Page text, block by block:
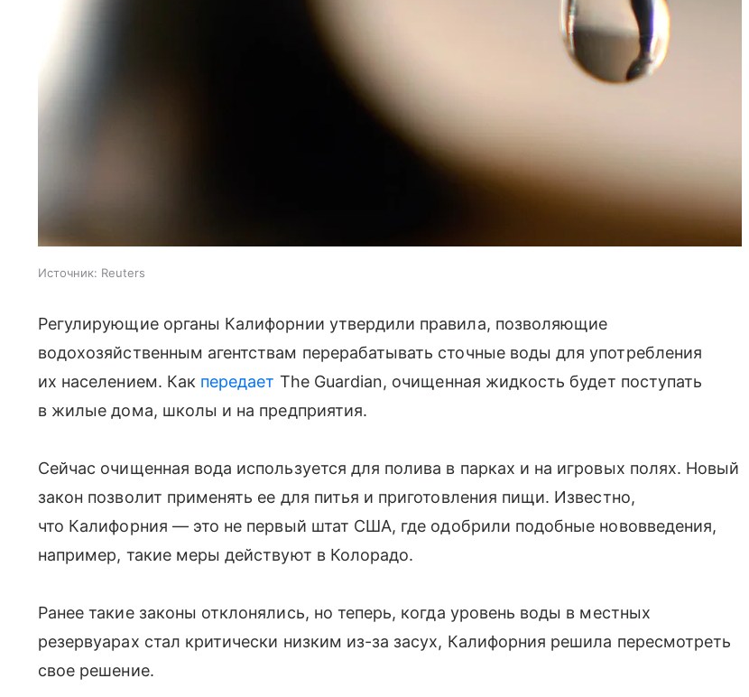
Источник: Reuters
Регулирующие органы Калифорнии утвердили правила, позволяющие
водохозяйственным агентствам перерабатывать сточные воды для употребления
их населением. Как передает The Guardian, очищенная жидкость будет поступать
в жилые дома, школы и на предприятия.
Сейчас очищенная вода используется для полива в парках и на игровых полях. Новый
закон позволит применять ее для питья и приготовления пищи. Известно,
что Калифорния — это не первый штат США, где одобрили подобные нововведения,
например, такие меры действуют в Колорадо.
Ранее такие законы отклонялись, но теперь, когда уровень воды в местных
резервуарах стал критически низким из-за засух, Калифорния решила пересмотреть
свое решение.